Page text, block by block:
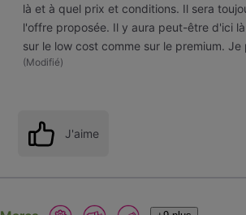
là et à quel prix et conditions. Il sera
l'offre proposée. Il y aura peut-être d'ici
sur le low cost comme sur le premium.
(Modifié)
J'aime